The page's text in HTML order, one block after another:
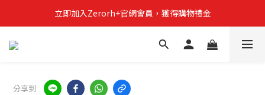
立即加入Zerorh+官網會員，獲得購物禮金
立即加入Zerorh+官網會員，獲得購物禮金
Zerorh+期間限定優惠全館滿15000折1500滿20000折2500
分享到